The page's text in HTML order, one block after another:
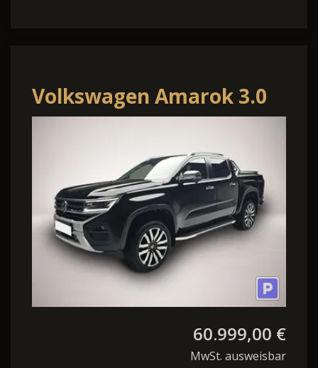
Volkswagen Amarok 3.0
TDI Auto. DoKa Aventura
4M Navi LED E
60.999,00 €
MwSt. ausweisbar